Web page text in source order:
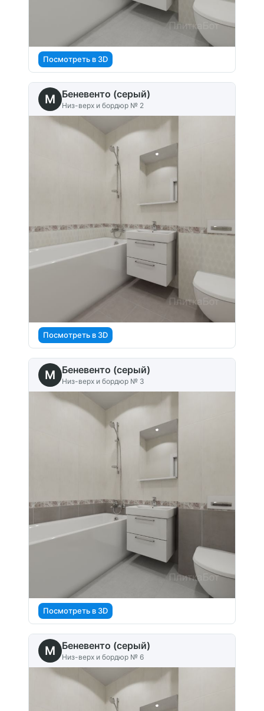
Посмотреть в 3D
M Беневенто (серый)
Низ-верх и бордюр № 2
Посмотреть в 3D
M Беневенто (серый)
Низ-верх и бордюр № 3
Посмотреть в 3D
M Беневенто (серый)
Низ-верх и бордюр № 6